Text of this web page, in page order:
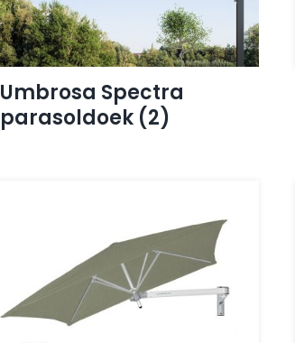
Umbrosa Spectra
parasoldoek (2)